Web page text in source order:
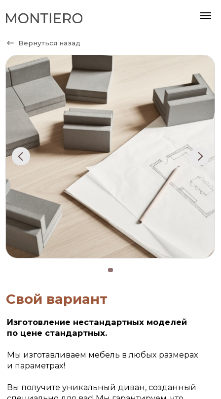
Свой вариант
Изготовление нестандартных моделей
и параметрах!
специально для вас! Мы гарантируем, что
сможем найти идеальное решение для
вашего дома. Доверьтесь нашему опыту
индивидуального дивана!
Работаем по
индивидуальному проекту